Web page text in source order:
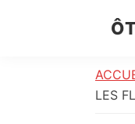
Ô
de
LES